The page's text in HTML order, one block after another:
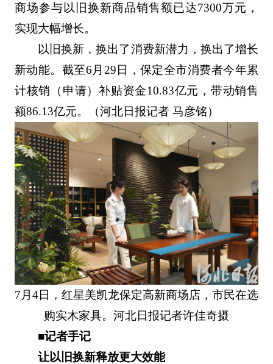
商场参与以旧换新商品销售额已达7300万元，
实现大幅增长。
以旧换新，换出了消费新潜力，换出了增长
新动能。截至6月29日，保定全市消费者今年累
计核销（申请）补贴资金10.83亿元，带动销售
额86.13亿元。（河北日报记者 马彦铭）
7月4日，红星美凯龙保定高新商场店，市民在选
购实木家具。河北日报记者许佳奇摄
■记者手记
让以旧换新释放更大效能